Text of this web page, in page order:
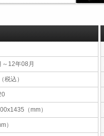
～12年08月
税込）
（mm）
）